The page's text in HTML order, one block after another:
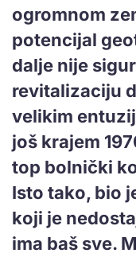
ogromnom
potencijal
dalje nije
revitalizaciju
velikim
još krajem
top bolnički
Isto tako, bio
koji je
ima baš sve.